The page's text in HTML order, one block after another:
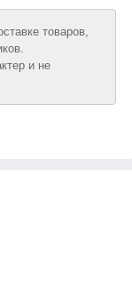
товаров,
и не